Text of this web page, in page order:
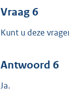
Vraag 6
Kunt u deze
Antwoord 6
Ja.